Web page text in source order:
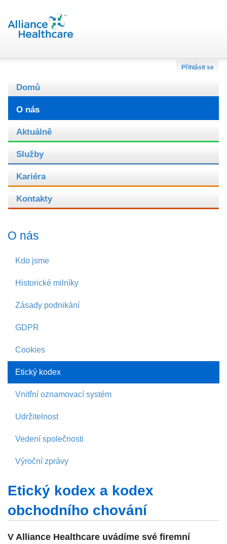
Přihlásit se
Domů
O nás
Aktuálně
Služby
Kariéra
Kontakty
O nás
Kdo jsme
Historické milníky
Zásady podnikání
GDPR
Cookies
Etický kodex
Vnitřní oznamovací systém
Udržitelnost
Vedení společnosti
Výroční zprávy
Etický kodex a kodex
obchodního chování
V Alliance Healthcare uvádíme své firemní